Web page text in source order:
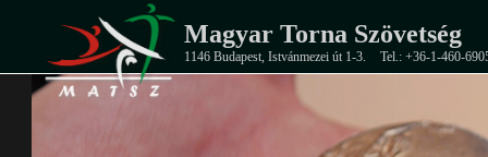
Magyar Torna Szövetség
1146 Budapest, Istvánmezei út 1-3. Tel.: +36-1-460-